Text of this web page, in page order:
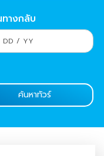
างกลับ